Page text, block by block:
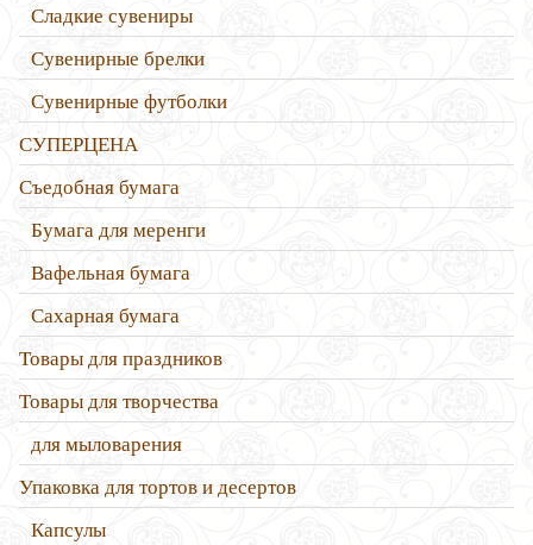
Сладкие сувениры
Сувенирные брелки
Сувенирные футболки
СУПЕРЦЕНА
Съедобная бумага
Бумага для меренги
Вафельная бумага
Сахарная бумага
Товары для праздников
Товары для творчества
для мыловарения
Упаковка для тортов и десертов
Капсулы